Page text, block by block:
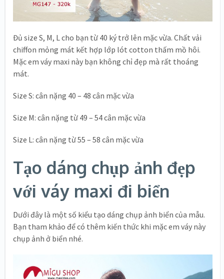
Đủ size S, M, L cho bạn từ 40 ký trở lên mặc vừa. Chất vải
chiffon mỏng mát kết hợp lớp lót cotton thấm mồ hôi.
Mặc em váy maxi này bạn không chỉ đẹp mà rất thoáng
mát.
Size S: cân nặng 40 – 48 cân mặc vừa
Size M: cân nặng từ 49 – 54 cân mặc vừa
Size L: cân nặng từ 55 – 58 cân mặc vừa
Tạo dáng chụp ảnh đẹp
với váy maxi đi biển
Dưới đây là một số kiểu tạo dáng chụp ảnh biển của mẫu.
Bạn tham khảo để có thêm kiến thức khi mặc em váy này
chụp ảnh ở biển nhé.